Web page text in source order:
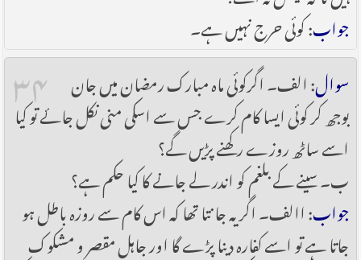
جواب: کوئی حرج نہیں ہے۔
۳۴ سوال: الف۔ اگرکوئی ماہ مبارک رمضان میں جان
بوجھ کر کوئی ایسا کام کرے جس سے اسکی منی نکل جائے تو کیا
اسے ساٹھ روزے رکھنے پڑیں گے؟
ب۔ سینے کے بلغم کو اندر لے جانے کا کیا حکم ہے؟
جواب: االف۔ اگر یہ جانتا تھا کہ اس کام سے روزہ باطل ہو
جاتا ہے تو اسے کفارہ دینا پڑے گا اور جاہل مقصر و مشکوک